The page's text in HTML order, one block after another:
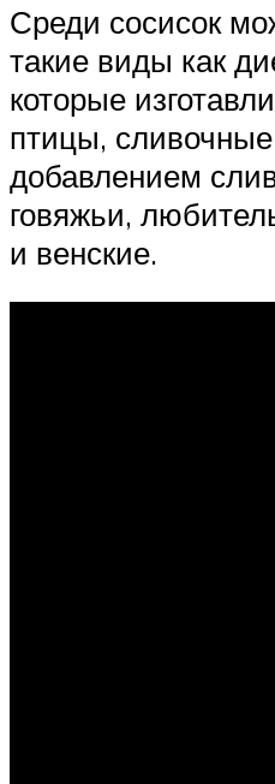
Среди сосисок
такие виды как
которые
птицы,
добавлением
говяжьи,
и венские.